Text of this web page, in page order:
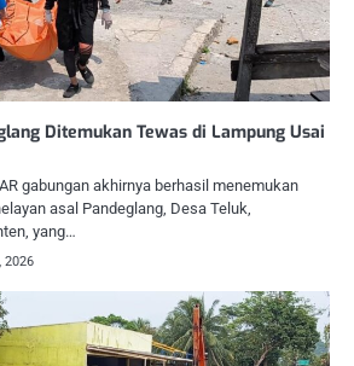
Ditemukan Tewas di Lampung Usai
gabungan akhirnya berhasil menemukan
asal Pandeglang, Desa Teluk,
yang…
2026